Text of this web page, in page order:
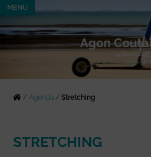
MENU
/Agenda /Stretching
STRETCHING